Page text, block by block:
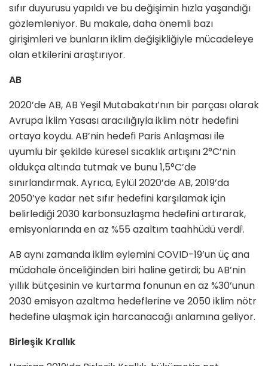
sıfır duyurusu yapıldı ve bu değişimin hızla yaşandığı
gözlemleniyor. Bu makale, daha önemli bazı
girişimleri ve bunların iklim değişikliğiyle mücadeleye
olan etkilerini araştırıyor.
AB
2020’de AB, AB Yeşil Mutabakatı’nın bir parçası olarak
Avrupa İklim Yasası aracılığıyla iklim nötr hedefini
ortaya koydu. AB’nin hedefi Paris Anlaşması ile
uyumlu bir şekilde küresel sıcaklık artışını 2°C’nin
oldukça altında tutmak ve bunu 1,5°C’de
sınırlandırmak. Ayrıca, Eylül 2020’de AB, 2019’da
2050’ye kadar net sıfır hedefini karşılamak için
belirlediği 2030 karbonsuzlaşma hedefini artırarak,
emisyonlarında en az %55 azaltım taahhüdü verdi1.
AB aynı zamanda iklim eylemini COVID-19’un üç ana
müdahale önceliğinden biri haline getirdi; bu AB’nin
yıllık bütçesinin ve kurtarma fonunun en az %30’unun
2030 emisyon azaltma hedeflerine ve 2050 iklim nötr
hedefine ulaşmak için harcanacağı anlamına geliyor.
Birleşik Krallık